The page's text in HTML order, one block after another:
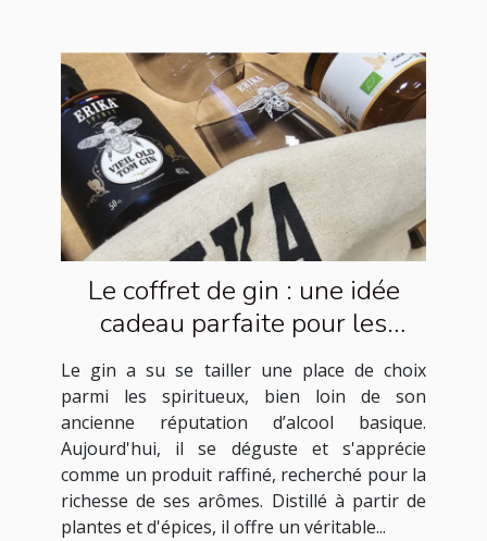
Le coffret de gin : une idée
cadeau parfaite pour les
amateurs de spiritueux
Le gin a su se tailler une place de choix
parmi les spiritueux, bien loin de son
ancienne réputation d’alcool basique.
Aujourd'hui, il se déguste et s'apprécie
comme un produit raffiné, recherché pour la
richesse de ses arômes. Distillé à partir de
plantes et d'épices, il offre un véritable...